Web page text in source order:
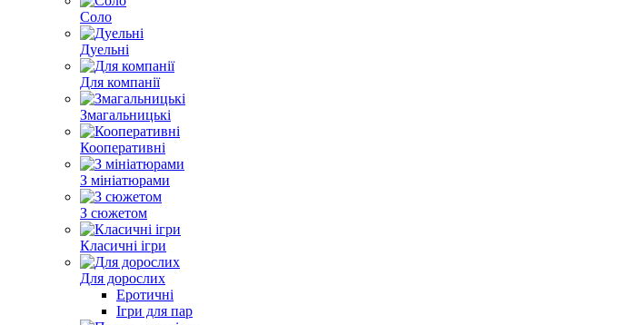
Соло
Дуельні
Для компанії
Змагальницькі
Кооперативні
З мініатюрами
З сюжетом
Класичні ігри
Для дорослих
Еротичні
Ігри для пар